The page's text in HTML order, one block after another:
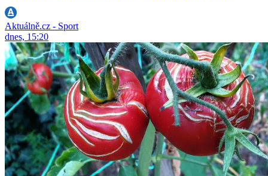
Aktuálně.cz - Sport
dnes, 15:20